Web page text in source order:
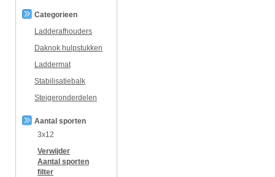
Categorieen
Ladderafhouders
Daknok hulpstukken
Laddermat
Stabilisatiebalk
Steigeronderdelen
Aantal sporten
3x12
Verwijder
Aantal sporten
filter